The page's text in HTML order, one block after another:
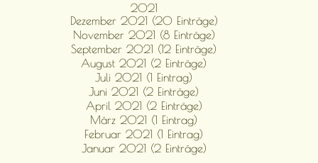
2021
Dezember 2021 (20 Einträge)
November 2021 (8 Einträge)
September 2021 (12 Einträge)
August 2021 (2 Einträge)
Juli 2021 (1 Eintrag)
Juni 2021 (2 Einträge)
April 2021 (2 Einträge)
März 2021 (1 Eintrag)
Februar 2021 (1 Eintrag)
Januar 2021 (2 Einträge)